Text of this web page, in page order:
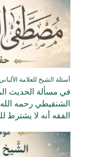
أسئلة الشيخ للعلامة
في مسألة الحديث
الشنقيطي رحمه
الفقه أنه لا يشترط